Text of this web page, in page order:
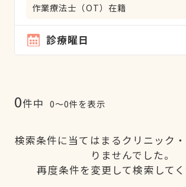
作業療法士（OT）在籍
診療曜日
0件中 0〜0件を表示
検索条件に当てはまるクリニック
りませんでした。
再度条件を変更して検索してく